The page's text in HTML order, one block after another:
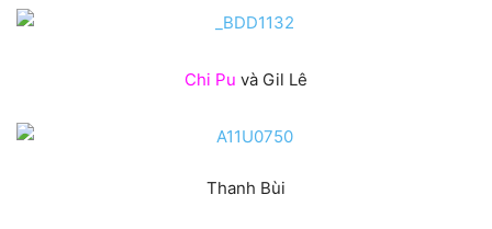
Chi Pu và Gil Lê
Thanh Bùi